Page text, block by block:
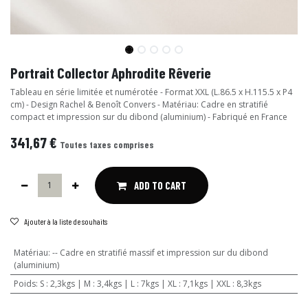
Portrait Collector Aphrodite Rêverie
Tableau en série limitée et numérotée - Format XXL (L.86.5 x H.115.5 x P4
cm) - Design Rachel & Benoît Convers - Matériau: Cadre en stratifié
compact et impression sur du dibond (aluminium) - Fabriqué en France
341,67€ Toutes taxes comprises
ADD TO CART
Ajouter à la liste de souhaits
Matériau: -- Cadre en stratifié massif et impression sur du dibond
(aluminium)
Poids: S : 2,3kgs | M : 3,4kgs | L : 7kgs | XL : 7,1kgs | XXL : 8,3kgs